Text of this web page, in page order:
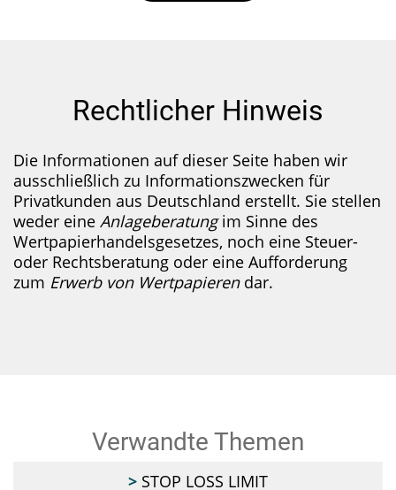
Rechtlicher Hinweis
Die Informationen auf dieser Seite haben wir
ausschließlich zu Informa­tionszwecken für
Privatkunden aus Deutschland erstellt. Sie stellen
weder eine Anlageberatungim Sinne des
Wertpapier­handelsgesetzes, noch eine Steuer-
oder Rechts­beratung oder eine Aufforderung
zum Erwerb von Wertpapierendar.
Verwandte Themen
STOP LOSS LIMIT